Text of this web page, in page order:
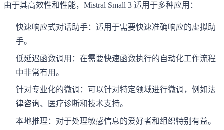
由于其高效性和性能，Mistral Small 3 适用于多种应用：
快速响应式对话助手：适用于需要快速准确响应的虚拟助
手。
低延迟函数调用：在需要快速函数执行的自动化工作流程
中非常有用。
针对专业化的微调：可以针对特定领域进行微调，例如法
律咨询、医疗诊断和技术支持。
本地推理：对于处理敏感信息的爱好者和组织特别有益。